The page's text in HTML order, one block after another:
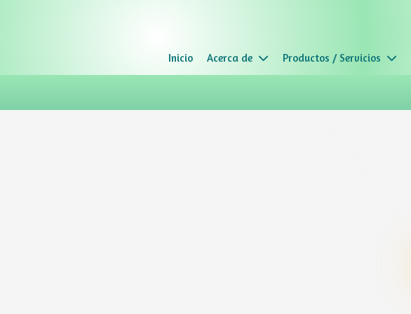
Inicio Acerca de Productos / Servicios